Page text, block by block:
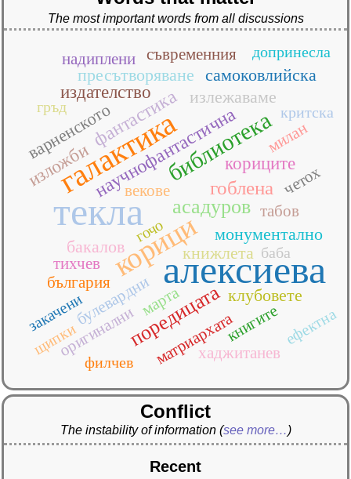
The most important words from all discussions
алексиева
текла
галактика
корици
библиотека
асадуров
поредицата
гоблена
научнофантастична
фантастика
издателство
изложби кориците
бакалов
варненското
излежаваме
клубовете
книжлета
монументално
пресътворяване самоковлийска
булевардни
българия
векове
книгите
марта
матриархата
милан
надиплени
оригинални
съвременния
табов
тихчев
хаджитанев
четох
баба
гочо
гръд
допринесла
ефектна
закачени
критска
филчев
щипки
Conflict
The instability of information (see more…)
Recent